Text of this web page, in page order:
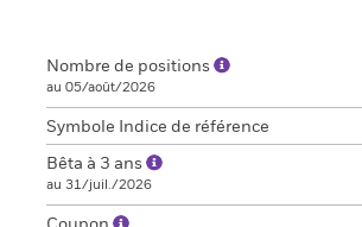
Nombre de positions
au 05/août/2026
Symbole Indice de référence
Bêta à 3 ans
au 31/juil./2026